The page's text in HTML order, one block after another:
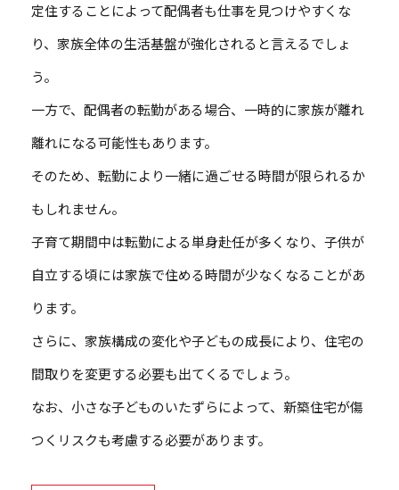
定住することによって配偶者も仕事を見つけやすくな
り、家族全体の生活基盤が強化されると言えるでしょ
う。
一方で、配偶者の転勤がある場合、一時的に家族が離れ
離れになる可能性もあります。
そのため、転勤により一緒に過ごせる時間が限られるか
もしれません。
子育て期間中は転勤による単身赴任が多くなり、子供が
自立する頃には家族で住める時間が少なくなることがあ
ります。
さらに、家族構成の変化や子どもの成長により、住宅の
間取りを変更する必要も出てくるでしょう。
なお、小さな子どものいたずらによって、新築住宅が傷
つくリスクも考慮する必要があります。